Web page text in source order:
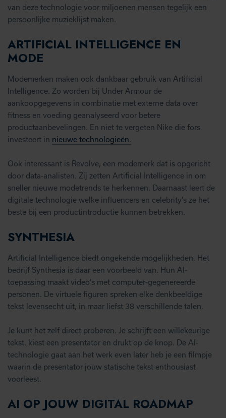
van deze technologie voor miljoenen mensen tegelijk een
persoonlijke muzieklijst maken.
ARTIFICIAL INTELLIGENCE EN
MODE
Modemerken maken ook dankbaar gebruik van Artificial
Intelligence. Zo worden bij Under Armour de
aankoopgegevens in combinatie met externe data over
fitness en voeding geanalyseerd voor betere
productaanbevelingen. En niet te vergeten Nike die fors
investeert in nieuwe technologieën.
Ook interessant is Revolve, een modemerk dat is opgericht
door data-analisten. Zij zetten Artificial Intelligence in om
sneller nieuwe modetrends te herkennen. Daarnaast leert de
digitale technologie welke influencers en celebrity’s ze het
beste bij een productintroductie kunnen betrekken.
SYNTHESIA
Artificial Intelligence biedt ongekende mogelijkheden. Het
bedrijf Synthesia is daar een voorbeeld van. Hun AI-
toepassing maakt video’s met computer-gegenereerde
personen. De virtuele figuren spreken elke denkbeeldige
tekst levensecht uit, in maar liefst 38 verschillende talen.
Je kunt het zelf direct proberen. Je schrijft een willekeurige
tekst, kiest een presentator en drukt op de knop. De AI-
technologie gaat aan het werk even later heb je een filmpje
waarin de presentator jouw statische tekst enthousiast
voorleest.
AI OP JOUW DIGITAL ROADMAP